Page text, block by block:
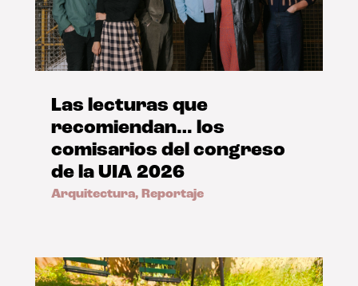
Las lecturas que
recomiendan… los
comisarios del congreso
de la UIA 2026
Arquitectura, Reportaje